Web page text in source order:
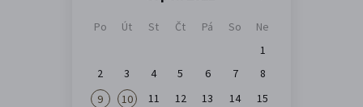
Po Út St Čt Pá So
Ne
1
2
3 4 5 6 7
8
9
10 11 12 13 14
15